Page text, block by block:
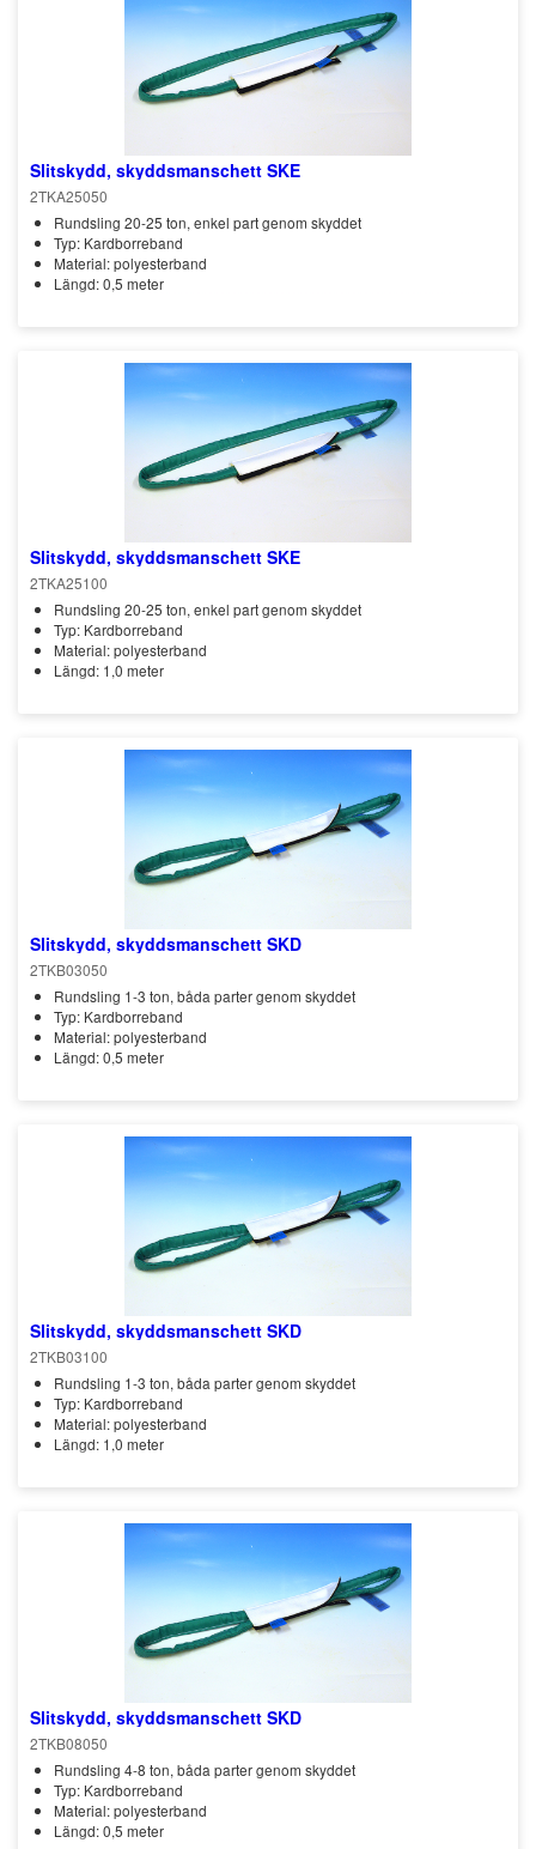
Slitskydd, skyddsmanschett SKE
2TKA25050
Rundsling 20-25 ton, enkel part genom skyddet
Typ: Kardborreband
Material: polyesterband
Längd: 0,5 meter
Slitskydd, skyddsmanschett SKE
2TKA25100
Rundsling 20-25 ton, enkel part genom skyddet
Typ: Kardborreband
Material: polyesterband
Längd: 1,0 meter
Slitskydd, skyddsmanschett SKD
2TKB03050
Rundsling 1-3 ton, båda parter genom skyddet
Typ: Kardborreband
Material: polyesterband
Längd: 0,5 meter
Slitskydd, skyddsmanschett SKD
2TKB03100
Rundsling 1-3 ton, båda parter genom skyddet
Typ: Kardborreband
Material: polyesterband
Längd: 1,0 meter
Slitskydd, skyddsmanschett SKD
2TKB08050
Rundsling 4-8 ton, båda parter genom skyddet
Typ: Kardborreband
Material: polyesterband
Längd: 0,5 meter